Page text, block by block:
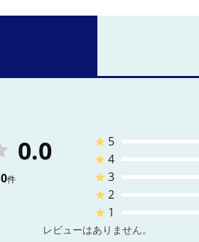
0.0
0件
★ 5
★4
★3
★2
★ 1
レビューはありません。